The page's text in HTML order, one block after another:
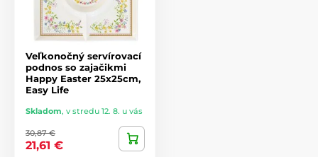
Veľkonočný servírovací
podnos so zajačikmi
Happy Easter 25x25cm,
Easy Life
Skladom, v stredu 12. 8. u vás
30,87 €
21,61 €